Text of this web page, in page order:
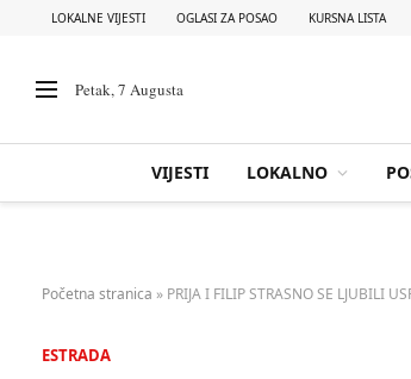
LOKALNE VIJESTI OGLASI ZA POSAO KURSNA LISTA
Petak, 7 Augusta
VIJESTI LOKALNO
Početna stranica » PRIJA I FILIP STRASNO SE LJUBILI
ESTRADA